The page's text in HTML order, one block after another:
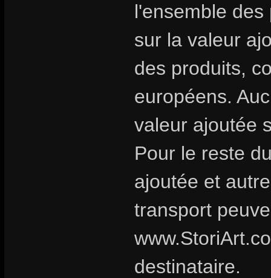
l'ensemble
sur la valeur
des produits,
européens.
valeur ajoutée
Pour le reste
ajoutée et
transport
destinataire.